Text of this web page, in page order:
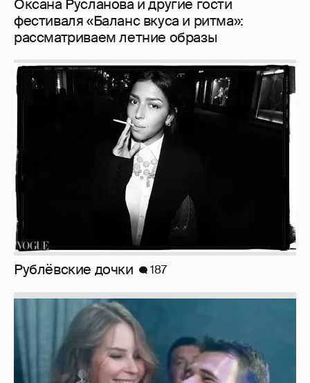
Рублёвские дочки 187
Неужели правда?